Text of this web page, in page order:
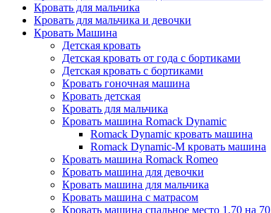
Кровать для мальчика
Кровать для мальчика и девочки
Кровать Машина
Детская кровать
Детская кровать от года с бортиками
Детская кровать с бортиками
Кровать гоночная машина
Кровать детская
Кровать для мальчика
Кровать машина Romack Dynamic
Romack Dynamic кровать машина
Romack Dynamic-M кровать машина
Кровать машина Romack Romeo
Кровать машина для девочки
Кровать машина для мальчика
Кровать машина с матрасом
Кровать машина спальное место 1,70 на 70